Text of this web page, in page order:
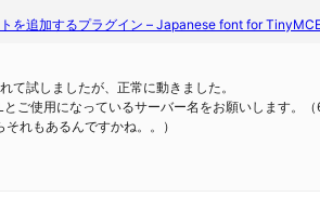
を追加するプラグイン – Japanese font for
て試しましたが、正常に動きました。
ご使用になっているサーバー名をお願いします。
れもあるんですかね。。）